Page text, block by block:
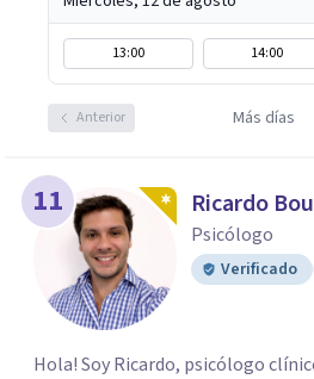
13:00 14:00
Anterior Más días
11 Ricardo
Psicólogo
Verificado
Hola! Soy Ricardo, psicólogo